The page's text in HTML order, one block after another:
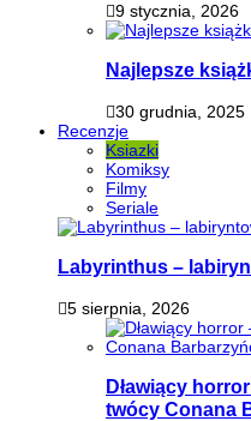
9 stycznia, 2026
Najlepsze
30 grudnia, 2025
Recenzje
Ksiazki
Komiksy
Filmy
Seriale
Labyrinthus –
5 sierpnia, 2026
Dławiący
twócy Conana